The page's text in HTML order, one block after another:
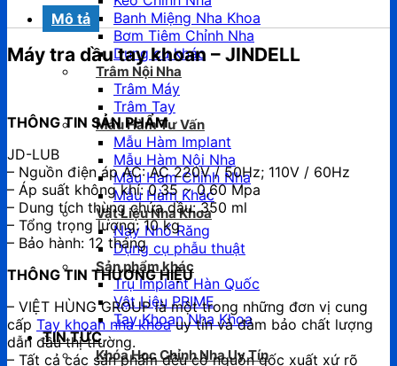
Banh Miệng Nha Khoa
Bơm Tiêm Chỉnh Nha
Dụng cụ khác
Trâm Nội Nha
Trâm Máy
Trâm Tay
Mẫu Hàm Tư Vấn
Mẫu Hàm Implant
Mẫu Hàm Nội Nha
Mẫu Hàm Chỉnh Nha
Mẫu Hàm Khác
Vật Liệu Nha Khoa
Nạy Nhổ Răng
Dụng cụ phẫu thuật
Sản phẩm khác
Trụ Implant Hàn Quốc
Vật Liệu PRIME
Tay Khoan Nha Khoa
TIN TỨC
Khóa Học Chỉnh Nha Uy Tín
Mô tả
Máy tra dầu tay khoan – JINDELL
THÔNG TIN SẢN PHẨM
JD-LUB
– Nguồn điện áp AC: AC 220V / 50Hz; 110V / 60Hz
– Áp suất không khí: 0,35 ~ 0,60 Mpa
– Dung tích thùng chứa dầu: 350 ml
– Tổng trọng lượng: 10 kg
– Bảo hành: 12 tháng
THÔNG TIN THƯƠNG HIỆU
– VIỆT HÙNG GROUP là một trong những đơn vị cung
cấp Tay khoan nha khoauy tín và đảm bảo chất lượng
dẫn đầu thị trường.
– Tất cả các sản phẩm đều có nguồn gốc xuất xứ rõ